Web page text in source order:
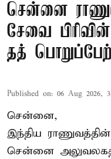
சென்னை
சேவை
தத்
Published on: 06 Aug 2026,
சென்னை,
இந்திய
சென்னை